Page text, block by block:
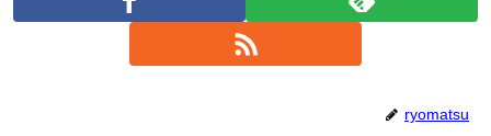
ryomatsu